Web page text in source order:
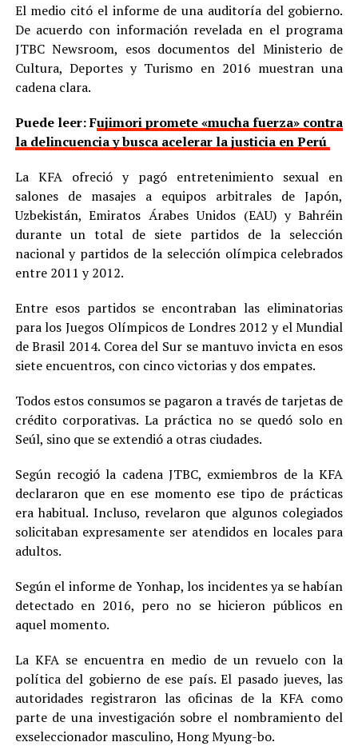
El medio citó el informe de una auditoría del gobierno.
De acuerdo con información revelada en el programa
JTBC Newsroom, esos documentos del Ministerio de
Cultura, Deportes y Turismo en 2016 muestran una
cadena clara.
Puede leer: Fujimori promete «mucha fuerza» contra
la delincuencia y busca acelerar la justicia en Perú
La KFA ofreció y pagó entretenimiento sexual en
salones de masajes a equipos arbitrales de Japón,
Uzbekistán, Emiratos Árabes Unidos (EAU) y Bahréin
durante un total de siete partidos de la selección
nacional y partidos de la selección olímpica celebrados
entre 2011 y 2012.
Entre esos partidos se encontraban las eliminatorias
para los Juegos Olímpicos de Londres 2012 y el Mundial
de Brasil 2014. Corea del Sur se mantuvo invicta en esos
siete encuentros, con cinco victorias y dos empates.
Todos estos consumos se pagaron a través de tarjetas de
crédito corporativas. La práctica no se quedó solo en
Seúl, sino que se extendió a otras ciudades.
Según recogió la cadena JTBC, exmiembros de la KFA
declararon que en ese momento ese tipo de prácticas
era habitual. Incluso, revelaron que algunos colegiados
solicitaban expresamente ser atendidos en locales para
adultos.
Según el informe de Yonhap, los incidentes ya se habían
detectado en 2016, pero no se hicieron públicos en
aquel momento.
La KFA se encuentra en medio de un revuelo con la
política del gobierno de ese país. El pasado jueves, las
autoridades registraron las oficinas de la KFA como
parte de una investigación sobre el nombramiento del
exseleccionador masculino, Hong Myung-bo.